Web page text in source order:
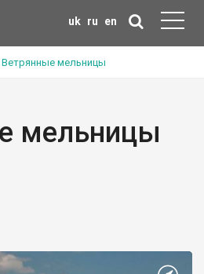
uk ru en
Ветрянные мельницы
мельницы